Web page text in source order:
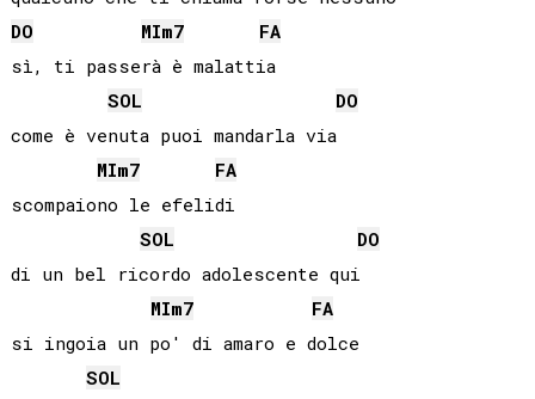
DO
MIm7
FA
sì, ti passerà è malattia
SOL
DO
come è venuta puoi mandarla via
MIm7
FA
scompaiono le efelidi
SOL
DO
di un bel ricordo adolescente qui
MIm7
FA
si ingoia un po' di amaro e dolce
SOL